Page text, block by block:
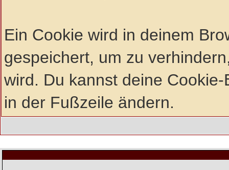
Ein Cookie wird in deinem
gespeichert, um zu
wird. Du kannst deine
in der Fußzeile ändern.